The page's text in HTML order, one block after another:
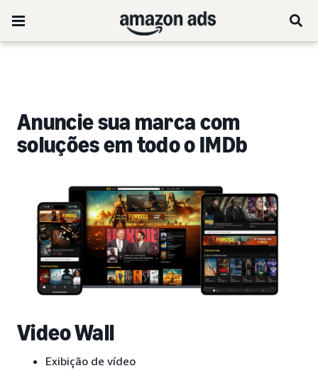
Anuncie sua marca com
soluções em todo o IMDb
Video Wall
Exibição de vídeo